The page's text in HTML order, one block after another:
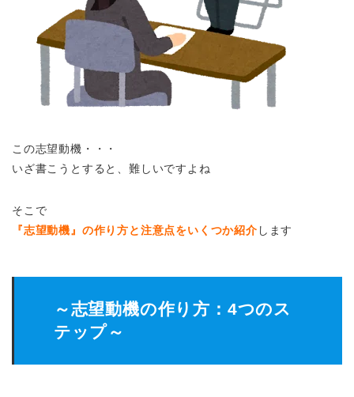
この志望動機・・・
いざ書こうとすると、難しいですよね
そこで
『志望動機』の作り方と注意点をいくつか紹介 します
～志望動機の作り方：4つのス
テップ～